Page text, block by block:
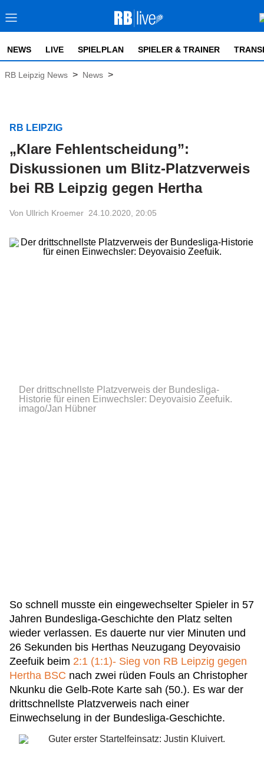
NEWS LIVE SPIELPLAN SPIELER & TRAINER
RB Leipzig News > News >
RB LEIPZIG
„Klare Fehlentscheidung”:
Diskussionen um Blitz-Platzverweis
bei RB Leipzig gegen Hertha
Von Ullrich Kroemer 24.10.2020, 20:05
Der drittschnellste Platzverweis der Bundesliga-
Historie für einen Einwechsler: Deyovaisio Zeefuik.
imago/Jan Hübner
So schnell musste ein eingewechselter Spieler in 57
Jahren Bundesliga-Geschichte den Platz selten
wieder verlassen. Es dauerte nur vier Minuten und
26 Sekunden bis Herthas Neuzugang Deyovaisio
Zeefuik beim 2:1 (1:1)- Sieg von RB Leipzig gegen
Hertha BSC nach zwei rüden Fouls an Christopher
Nkunku die Gelb-Rote Karte sah (50.). Es war der
drittschnellste Platzverweis nach einer
Einwechselung in der Bundesliga-Geschichte.